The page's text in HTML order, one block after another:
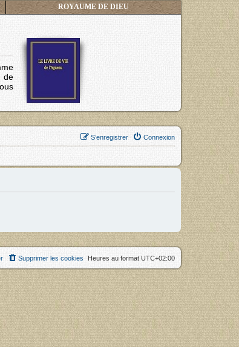
ROYAUME DE DIEU
de
Connexion
S’enregistrer
Heures au format UTC+02:00
Supprimer les cookies